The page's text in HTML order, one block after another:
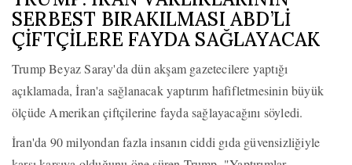
SERBEST BIRAKILMASI ABD’Lİ
ÇİFTÇİLERE FAYDA SAĞLAYACAK
Trump Beyaz Saray'da dün akşam gazetecilere yaptığı
açıklamada, İran'a sağlanacak yaptırım hafifletmesinin büyük
ölçüde Amerikan çiftçilerine fayda sağlayacağını söyledi.
İran'da 90 milyondan fazla insanın ciddi gıda güvensizliğiyle